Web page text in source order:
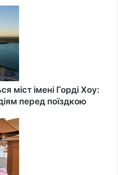
міст імені Горді Хоу:
перед поїздкою